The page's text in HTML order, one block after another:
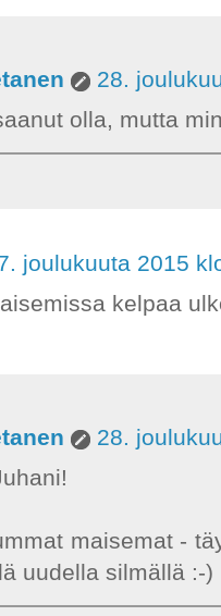
28.
olla, mutta
joulukuuta 2015
kelpaa
28.
maisemat -
uudella silmällä :-)